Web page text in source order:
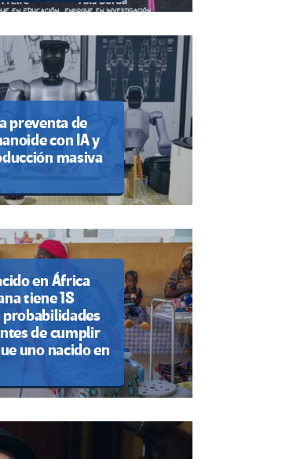
preventa de
con IA y
masiva
en África
tiene 18
probabilidades
de cumplir
uno nacido en